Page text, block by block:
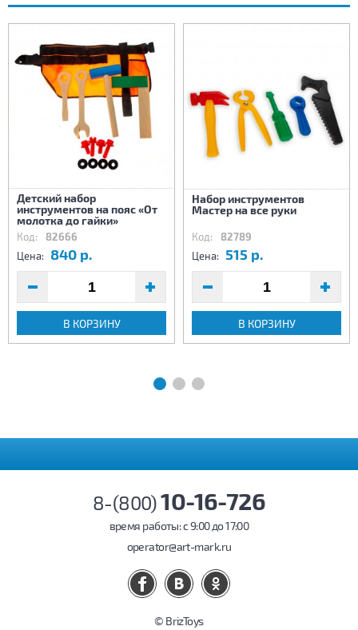
Детский набор
инструментов на пояс «От
молотка до гайки»
Код: 82666
Цена: 840 р.
В КОРЗИНУ
Набор инструментов
Мастер на все руки
Код: 82789
Цена: 515 р.
В КОРЗИНУ
8-(800)10-16-726
время работы: c 9:00 до 17:00
operator@art-mark.ru
© BrizToys